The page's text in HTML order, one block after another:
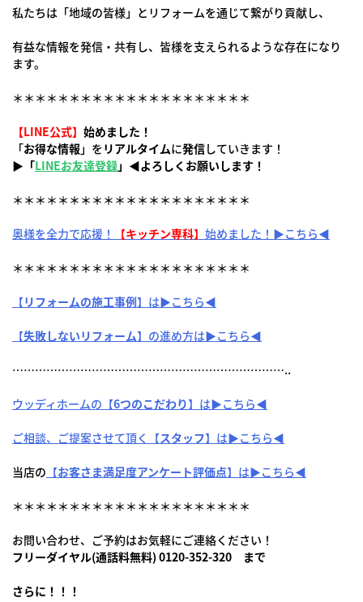
私たちは「地域の皆様」とリフォームを通じて繋がり貢献し、
有益な情報を発信・共有し、皆様を支えられるような存在になり
ます。
＊＊＊＊＊＊＊＊＊＊＊＊＊＊＊＊＊＊＊＊＊
【LINE公式】 始めました！
「お得な情報」をリアルタイムに発信していきます！
▶「LINEお友達登録」◀よろしくお願いします！
＊＊＊＊＊＊＊＊＊＊＊＊＊＊＊＊＊＊＊＊＊
奥様を全力で応援！ 【キッチン専科】 始めました！▶こちら◀
＊＊＊＊＊＊＊＊＊＊＊＊＊＊＊＊＊＊＊＊＊
【リフォームの施工事例】は▶こちら◀
【失敗しないリフォーム】の進め方は▶こちら◀
………………………………………………………………..
ウッディホームの【6つのこだわり】は▶こちら◀
ご相談、ご提案させて頂く【スタッフ】は▶こちら◀
当店の 【お客さま満足度アンケート評価点】は▶こちら◀
＊＊＊＊＊＊＊＊＊＊＊＊＊＊＊＊＊＊＊＊＊
お問い合わせ、ご予約はお気軽にご連絡ください！
フリーダイヤル(通話料無料) 0120-352-320 まで
さらに！！！